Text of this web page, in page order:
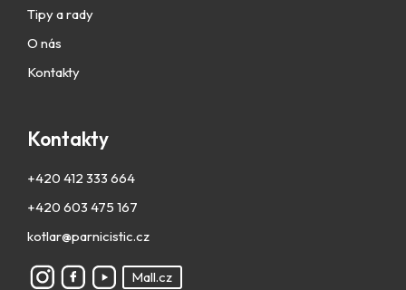
Tipy a rady
O nás
Kontakty
Kontakty
+420 412 333 664
+420 603 475 167
kotlar@parnicistic.cz
Mall.cz